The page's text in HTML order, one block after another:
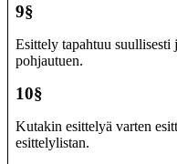
9§
Esittely tapahtuu
pohjautuen.
10§
Kutakin esittelyä varten
esittelylistan.